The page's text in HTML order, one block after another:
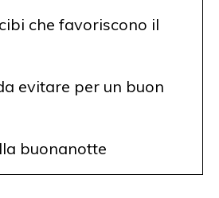
che favoriscono il
evitare per un buon
buonanotte